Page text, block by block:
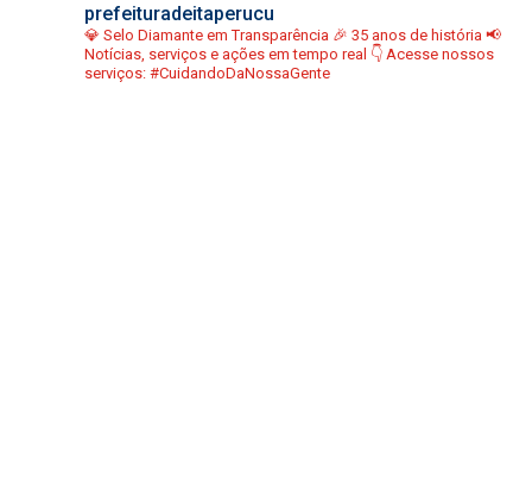
prefeituradeitaperucu
💎 Selo Diamante em Transparência 🎉 35 anos de história 📢
Notícias, serviços e ações em tempo real 👇 Acesse nossos
serviços: #CuidandoDaNossaGente